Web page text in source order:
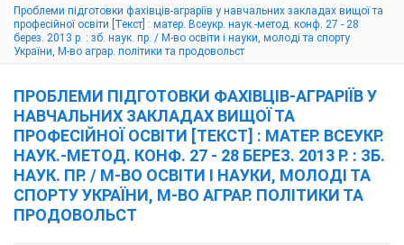
Проблеми підготовки фахівців-аграріїв у навчальних закладах вищої та
професійної освіти [Текст] : матер. Всеукр. наук.-метод. конф. 27 - 28
берез. 2013 р. : зб. наук. пр. / М-во освіти і науки, молоді та спорту
України, М-во аграр. політики та продовольст
ПРОБЛЕМИ ПІДГОТОВКИ ФАХІВЦІВ-АГРАРІЇВ У
НАВЧАЛЬНИХ ЗАКЛАДАХ ВИЩОЇ ТА
ПРОФЕСІЙНОЇ ОСВІТИ [ТЕКСТ] : МАТЕР. ВСЕУКР.
НАУК.-МЕТОД. КОНФ. 27 - 28 БЕРЕЗ. 2013 Р. : ЗБ.
НАУК. ПР. / М-ВО ОСВІТИ І НАУКИ, МОЛОДІ ТА
СПОРТУ УКРАЇНИ, М-ВО АГРАР. ПОЛІТИКИ ТА
ПРОДОВОЛЬСТ